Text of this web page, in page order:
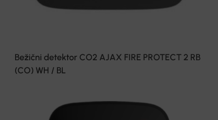
Bežični detektor CO2 AJAX FIRE PROTECT 2 RB
(CO) WH / BL